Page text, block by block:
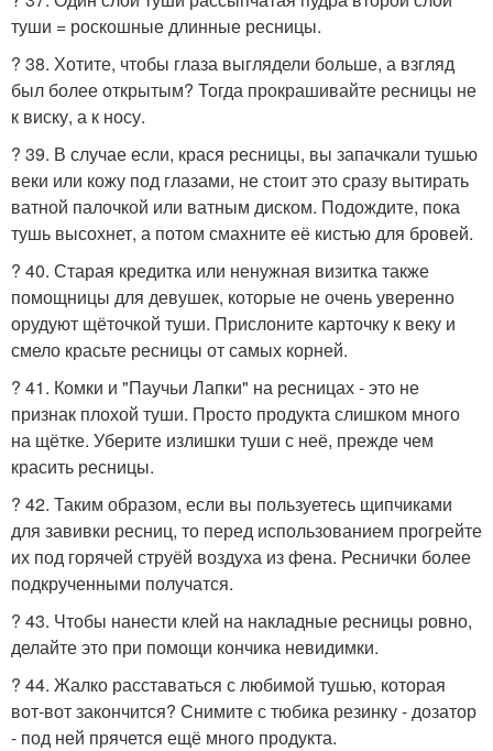
туши = роскошные длинные ресницы.
? 38. Хотите, чтобы глаза выглядели больше, а взгляд
был более открытым? Тогда прокрашивайте ресницы не
к виску, а к носу.
? 39. В случае если, крася ресницы, вы запачкали тушью
веки или кожу под глазами, не стоит это сразу вытирать
ватной палочкой или ватным диском. Подождите, пока
тушь высохнет, а потом смахните её кистью для бровей.
? 40. Старая кредитка или ненужная визитка также
помощницы для девушек, которые не очень уверенно
орудуют щёточкой туши. Прислоните карточку к веку и
смело красьте ресницы от самых корней.
? 41. Комки и "Паучьи Лапки" на ресницах - это не
признак плохой туши. Просто продукта слишком много
на щётке. Уберите излишки туши с неё, прежде чем
красить ресницы.
? 42. Таким образом, если вы пользуетесь щипчиками
для завивки ресниц, то перед использованием прогрейте
их под горячей струёй воздуха из фена. Реснички более
подкрученными получатся.
? 43. Чтобы нанести клей на накладные ресницы ровно,
делайте это при помощи кончика невидимки.
? 44. Жалко расставаться с любимой тушью, которая
вот-вот закончится? Снимите с тюбика резинку - дозатор
- под ней прячется ещё много продукта.